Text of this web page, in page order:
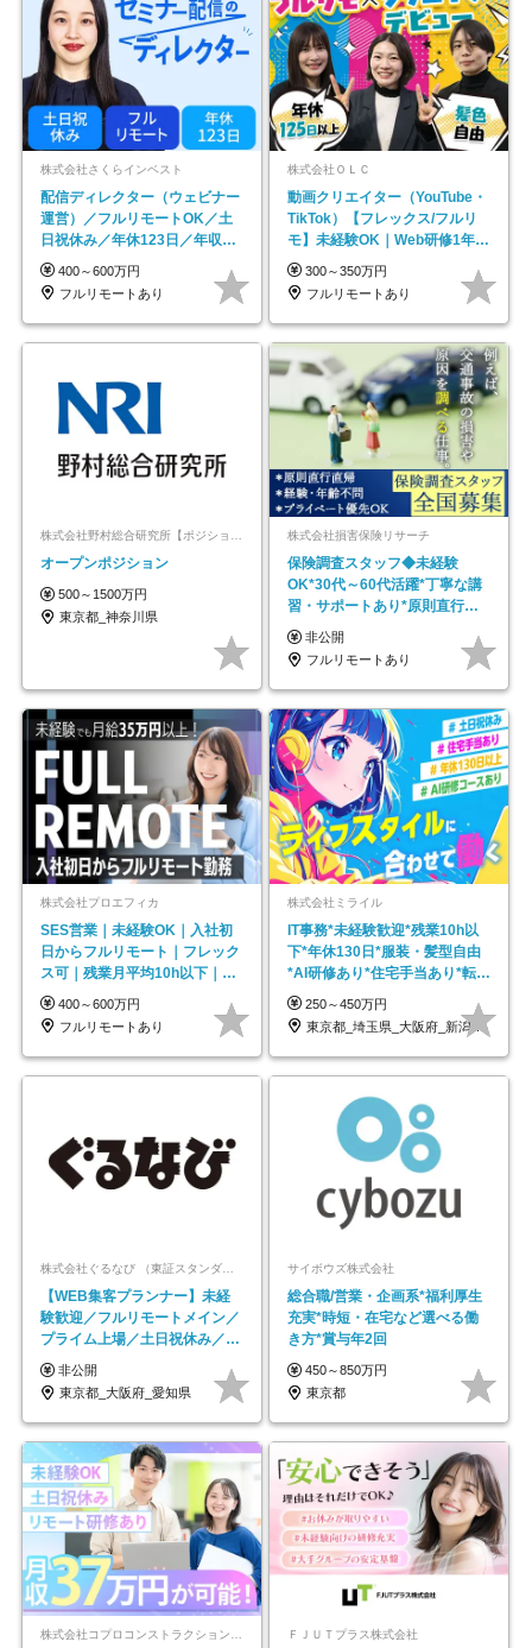
株式会社さくらインベスト
配信ディレクター（ウェビナー
運営）／フルリモートOK／土
日祝休み／年休123日／年収
600万円可
400～600万円
フルリモートあり
株式会社ＯＬＣ
動画クリエイター（YouTube・
TikTok）【フレックス/フルリ
モ】未経験OK｜Web研修1年間
｜副業OK
300～350万円
フルリモートあり
オープンポジション
500～1500万円
東京都_神奈川県
株式会社損害保険リサーチ
保険調査スタッフ◆未経験
OK*30代～60代活躍*丁寧な講
習・サポートあり*原則直行直
帰／全国募集・業務委託
非公開
フルリモートあり
株式会社プロエフィカ
SES営業｜未経験OK｜入社初
日からフルリモート｜フレック
ス可｜残業月平均10h以下｜事
業立ち上げメンバー
400～600万円
フルリモートあり
株式会社ミライル
IT事務*未経験歓迎*残業10h以
下*年休130日*服装・髪型自由
*AI研修あり*住宅手当あり*転勤
なし
250～450万円
東京都_埼玉県_大阪府_新潟県_福岡県
株式会社ぐるなび （東証スタンダード上場）
【WEB集客プランナー】未経
験歓迎／フルリモートメイン／
プライム上場／土日祝休み／東
京・大阪・名古屋
非公開
東京都_大阪府_愛知県
サイボウズ株式会社
総合職/営業・企画系*福利厚生
充実*時短・在宅など選べる働
き方*賞与年2回
450～850万円
東京都
株式会社コプロコンストラクション【東証プライム上場コプロ・ホールディングス子会社】 ＦＪＵＴプラス株式会社